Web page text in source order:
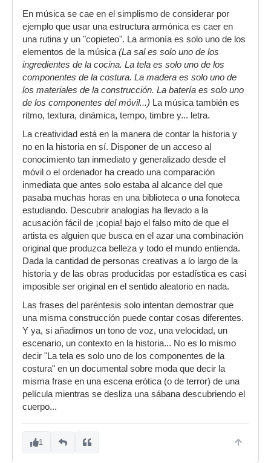
En música se cae en el simplismo de considerar por
ejemplo que usar una estructura armónica es caer en
una rutina y un "copieteo". La armonía es solo uno de los
elementos de la música (La sal es solo uno de los
ingredientes de la cocina. La tela es solo uno de los
componentes de la costura. La madera es solo uno de
los materiales de la construcción. La batería es solo uno
de los componentes del móvil...) La música también es
ritmo, textura, dinámica, tempo, timbre y... letra.
La creatividad está en la manera de contar la historia y
no en la historia en sí. Disponer de un acceso al
conocimiento tan inmediato y generalizado desde el
móvil o el ordenador ha creado una comparación
inmediata que antes solo estaba al alcance del que
pasaba muchas horas en una biblioteca o una fonoteca
estudiando. Descubrir analogías ha llevado a la
acusación fácil de ¡copia! bajo el falso mito de que el
artista es alguien que busca en el azar una combinación
original que produzca belleza y todo el mundo entienda.
Dada la cantidad de personas creativas a lo largo de la
historia y de las obras producidas por estadística es casi
imposible ser original en el sentido aleatorio en nada.
Las frases del paréntesis solo intentan demostrar que
una misma construcción puede contar cosas diferentes.
Y ya, si añadimos un tono de voz, una velocidad, un
escenario, un contexto en la historia... No es lo mismo
decir "La tela es solo uno de los componentes de la
costura" en un documental sobre moda que decir la
misma frase en una escena erótica (o de terror) de una
película mientras se desliza una sábana descubriendo el
cuerpo...
1